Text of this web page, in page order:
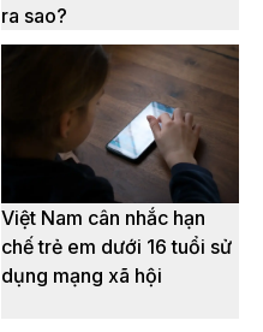
ra sao?
Việt Nam cân nhắc hạn
chế trẻ em dưới 16 tuổi sử
dụng mạng xã hội